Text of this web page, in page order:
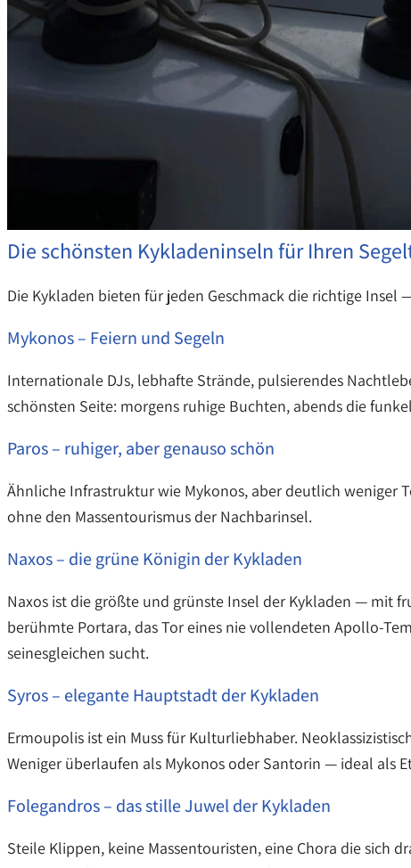
Die schönsten Kykladeninseln für Ihren
Die Kykladen bieten für jeden Geschmack die richtige
Mykonos – Feiern und Segeln
Internationale DJs, lebhafte Strände, pulsierendes
schönsten Seite: morgens ruhige Buchten, abends die
Paros – ruhiger, aber genauso schön
Ähnliche Infrastruktur wie Mykonos, aber deutlich weniger
ohne den Massentourismus der Nachbarinsel.
Naxos – die grüne Königin der Kykladen
Naxos ist die größte und grünste Insel der Kykladen — mit
berühmte Portara, das Tor eines nie vollendeten Apollo-
seinesgleichen sucht.
Syros – elegante Hauptstadt der Kykladen
Ermoupolis ist ein Muss für Kulturliebhaber.
Weniger überlaufen als Mykonos oder Santorin — ideal als
Folegandros – das stille Juwel der Kykladen
Steile Klippen, keine Massentouristen, eine Chora die sich